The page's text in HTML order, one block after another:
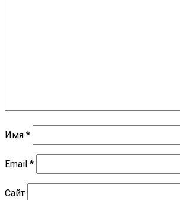
Имя *
Email *
Сайт